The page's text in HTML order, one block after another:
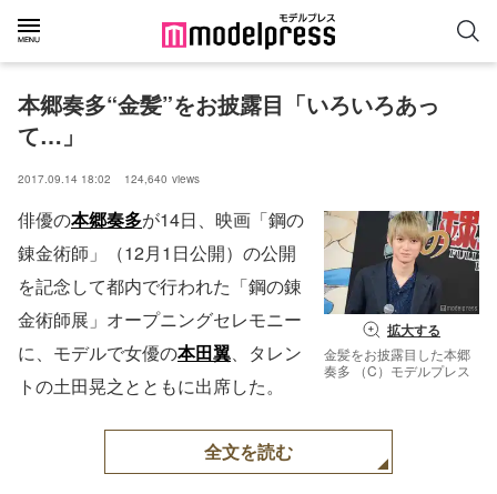
本郷奏多“金髪”をお披露目「いろいろあっ
て…」
2017.09.14 18:02 124,640 views
拡大する
金髪をお披露目した本郷
奏多 （C）モデルプレス
俳優の本郷奏多が14日、映画「鋼の
錬金術師」（12月1日公開）の公開
を記念して都内で行われた「鋼の錬
金術師展」オープニングセレモニー
に、モデルで女優の本田翼、タレン
トの土田晃之とともに出席した。
全文を読む